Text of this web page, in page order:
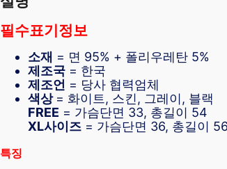
필수표기정보
소재 = 면 95% + 폴리우레탄 5%
제조국 = 한국
제조언 = 당사 협력엄체
색상 = 화이트, 스킨, 그레이, 블랙
FREE = 가슴단면 33, 총길이 54
XL사이즈 = 가슴단면 36, 총길이 56
특징